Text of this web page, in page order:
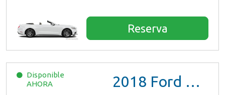
Reserva
Disponible
AHORA
2018 Ford Mustang